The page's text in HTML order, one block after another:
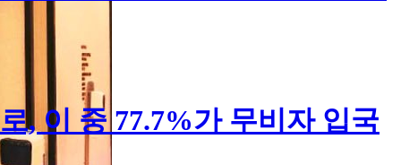
, 이 중 77.7%가 무비자 입국